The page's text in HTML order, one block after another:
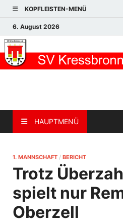
KOPFLEISTEN-MENÜ
6. August 2026
HAUPTMENÜ
1. MANNSCHAFT / BERICHT
Trotz
spielt nur
Oberzell